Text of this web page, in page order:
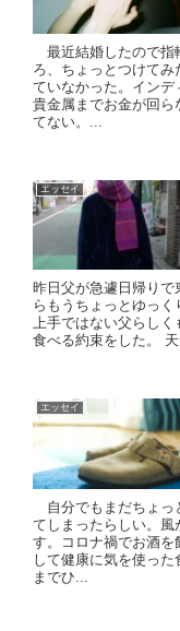
最近結婚したので指
ろ、ちょっとつけて
ていなかった。インデ
貴金属までお金が回ら
てない。...
エッセイ
昨日父が急遽日帰り
らもうちょっとゆっ
上手ではない父らしく
食べる約束をした。
エッセイ
自分でもまだちょっ
てしまったらしい。
す。コロナ禍でお酒
して健康に気を使っ
までひ...